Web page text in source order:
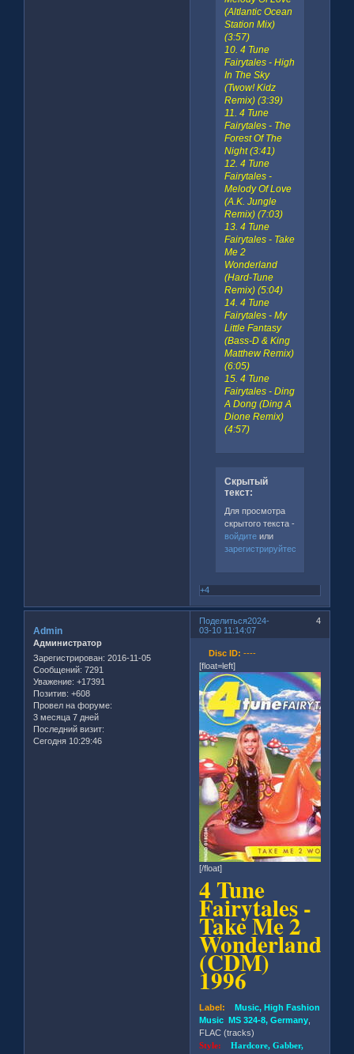
(Altlantic Ocean
Station Mix)
(3:57)
10. 4 Tune
Fairytales - High
In The Sky
(Twow! Kidz
Remix) (3:39)
11. 4 Tune
Fairytales - The
Forest Of The
Night (3:41)
12. 4 Tune
Fairytales -
Melody Of Love
(A.K. Jungle
Remix) (7:03)
13. 4 Tune
Fairytales - Take
Me 2
Wonderland
(Hard-Tune
Remix) (5:04)
14. 4 Tune
Fairytales - My
Little Fantasy
(Bass-D & King
Matthew Remix)
(6:05)
15. 4 Tune
Fairytales - Ding
A Dong (Ding A
Dione Remix)
(4:57)
Скрытый
текст:
Для просмотра
скрытого текста -
войдитеили
зарегистрируйтесь
+4
Поделиться 4
2024-
03-10 11:14:07
Admin
Администратор
Зарегистрирован: 2016-11-05
Сообщений: 7291
Уважение: +17391
Позитив: +608
Провел на форуме:
3 месяца 7 дней
Последний визит:
Сегодня 10:29:46
Disc ID: ----
[float=left]
[/float]
4 Tune
Fairytales -
Take Me 2
Wonderland
(CDM)
1996
Label: Music, High Fashion
Music MS 324-8, Germany
FLAC (tracks)
Style:Hardcore, Gabber,